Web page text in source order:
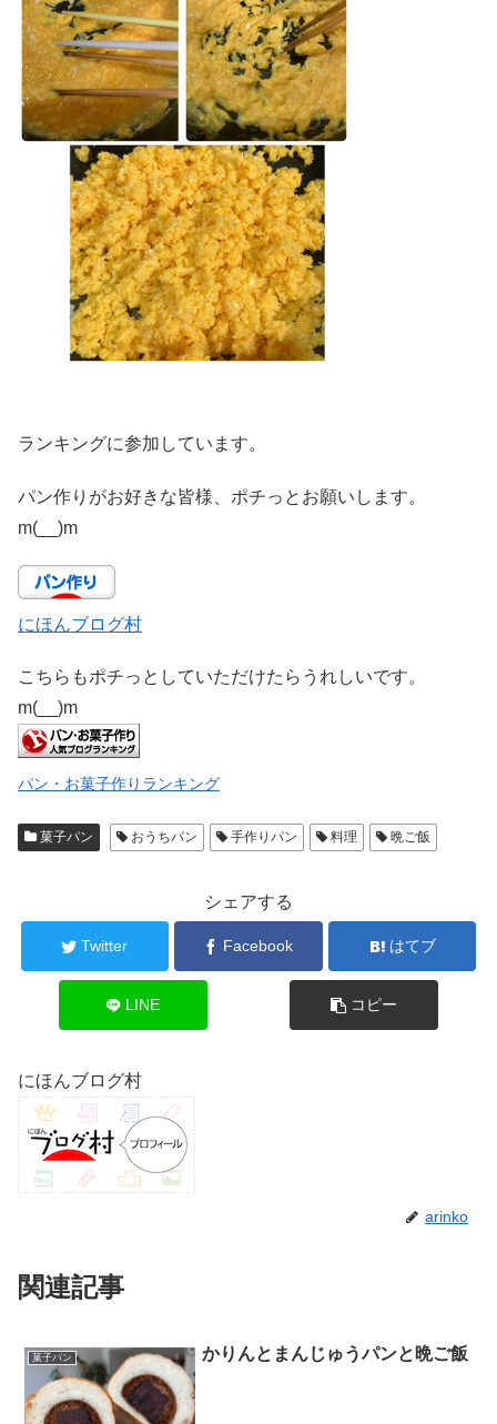
ランキングに参加しています。
パン作りがお好きな皆様、ポチっとお願いします。
m(__)m
にほんブログ村
こちらもポチっとしていただけたらうれしいです。
m(__)m
パン・お菓子作りランキング
菓子パン おうちパン 手作りパン 料理 晩ご飯
シェアする
Twitter Facebook はてブ
LINE コピー
にほんブログ村
arinko
関連記事
菓子パン かりんとまんじゅうパンと晩ご飯